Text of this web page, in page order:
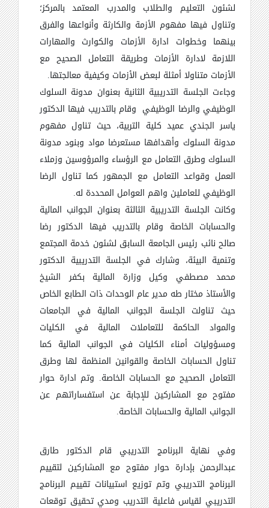
لشئون التعليم والطلاب والمدرب المعتمد بالمركز؛
وتناول فيها مفهوم الأزمة والكارثة وأنواعها والفرق
بينهما وخطوات ادارة الأزمات والكوارث والمهارات
اللازمة لادارة الأزمات وطريقة التعامل الصحيح مع
الأزمات متناولا أمثلة لبعض الأزمات وكيفية معالجتها.
وجاءت الجلسة التدريبية الثانية بعنوان مدونة السلوك
الوظيفي والرضا الوظيفي وقام بالتدريب فيها الدكتور
ياسر الجندي عميد كلية التربية، حيث تناول مفهوم
مدونة السلوك وأهدافها مستعرضا مواد وبنود مدونة
السلوك وطرق التعامل مع الرؤساء والمرؤوسين وزملاء
العمل وقواعد التعامل مع الجمهور كما تناول الرضا
الوظيفي للعاملين واهم العوامل المحددة له.
وكانت الجلسة التدريبية الثالثة بعنوان الجوانب المالية
والحسابات الخاصة وقام بالتدريب فيها الدكتور رضا
صالح نائب رئيس الجامعة السابق لشئون خدمة المجتمع
وتنمية البيئة، وشارك في الجلسة التدريبية الدكتور
محمد مصطفي وكيل وزارة المالية بكفر الشيخ
والأستاذ مختار طه مدير عام الوحدات ذات الطابع الخاص
حيث تناولت الجلسة الجوانب المالية في الجامعات
والمواد الحاكمة للتعاملات المالية في الكليات
ومسؤوليات أمناء الكليات في الجوانب المالية كما
تناول الحسابات الخاصة والقوانين المنظمة لها وطرق
التعامل الصحيح مع الحسابات الخاصة. وتم ادارة حوار
مفتوح مع المشاركين للإجابة عن استفساراتهم عن
الجوانب المالية والحسابات الخاصة.
وفي نهاية البرنامج التدريبي قام الدكتور طارق
عبدالرحمن بإدارة حوار مفتوح مع المشاركين لتقييم
البرنامج التدريبي وتم توزيع استبيانات تقييم البرنامج
التدريبي لقياس فاعلية التدريب ومدي تحقيق توقعات